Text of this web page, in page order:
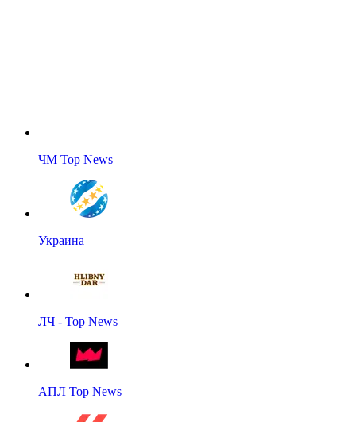
ЧМ Top News
Украина
ЛЧ - Top News
АПЛ Top News